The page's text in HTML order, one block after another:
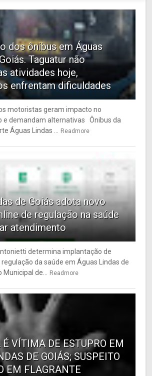
dos ônibus em Águas
Taguatur não
atividades hoje,
enfrentam dificuldades
motoristas geram impacto no
e demandam alternativas Ônibus da
Águas Lindas ...
Readmore
de Goiás adota novo
de regulação na saúde
atendimento
determina implantação de
da saúde em Águas Lindas de
de...
Readmore
É VÍTIMA DE ESTUPRO EM
DE GOIÁS; SUSPEITO
EM FLAGRANTE